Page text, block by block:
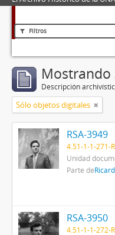
Filtros
Mostrando
Descripción
Sólo objetos digitales
RSA-3949
4.51-1-1-271-
Unidad
Parte de
RSA-3950
4.51-1-1-272-